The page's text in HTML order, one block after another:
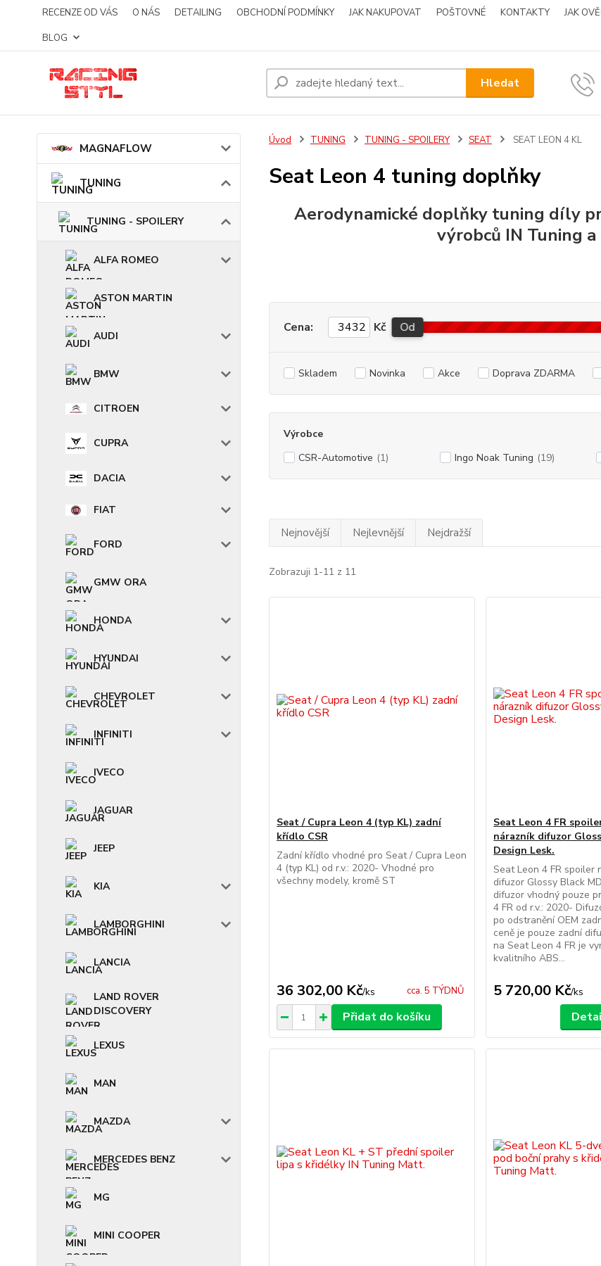
RECENZE OD VÁS O NÁS DETAILING OBCHODNÍ PODMÍNKY JAK NAKUPOVAT POŠTOVNÉ KONTAKTY
JAK
BLOG
Hledat
MAGNAFLOW
TUNING
TUNING - SPOILERY
ALFA ROMEO
ASTON MARTIN
AUDI
BMW
CITROEN
CUPRA
DACIA
FIAT
FORD
GMW ORA
HONDA
HYUNDAI
CHEVROLET
INFINITI
IVECO
JAGUAR
JEEP
KIA
LAMBORGHINI
LANCIA
LAND ROVER
DISCOVERY
LEXUS
MAN
MAZDA
MERCEDES BENZ
MG
MINI COOPER
Úvod TUNING TUNING - SPOILERY SEAT SEAT LEON 4 KL
Seat Leon 4 tuning doplňky
Aerodynamické doplňky tuning díly
výrobců IN Tuning
Cena: Kč Od
Skladem Novinka Akce Doprava ZDARMA
Výrobce
CSR-Automotive (1) Ingo Noak Tuning (19)
Nejnovější Nejlevnější Nejdražší
Zobrazuji 1-11 z 11
Seat / Cupra Leon 4 (typ KL) zadní
křídlo CSR
Zadní křídlo vhodné pro Seat / Cupra Leon
4 (typ KL) od r.v.: 2020- Vhodné pro
všechny modely, kromě ST
36 302,00 Kč/ks cca. 5 TÝDNŮ
Přidat do košíku
Seat Leon 4 FR
nárazník difuzor
Design Lesk.
Seat Leon 4 FR spoiler
difuzor Glossy Black
difuzor vhodný pouze
4 FR od r.v.: 2020-
po odstranění OEM
ceně je pouze zadní
na Seat Leon 4 FR je
kvalitního ABS...
5 720,00 Kč/ks